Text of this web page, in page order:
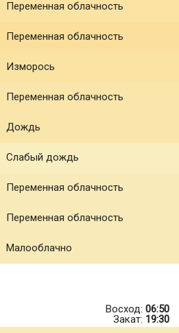
Переменная облачность
Переменная облачность
Изморось
Переменная облачность
Дождь
Слабый дождь
Переменная облачность
Переменная облачность
Малооблачно
Восход: 06:50
Закат: 19:30